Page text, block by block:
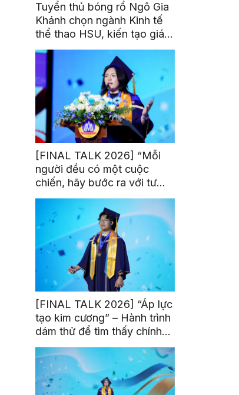
Tuyển thủ bóng rổ Ngô Gia
Khánh chọn ngành Kinh tế
thể thao HSU, kiến tạo giá
trị từ đam mê thể thao
[FINAL TALK 2026] “Mỗi
người đều có một cuộc
chiến, hãy bước ra với tư
thế của người chiến thắng”
[FINAL TALK 2026] “Áp lực
tạo kim cương” – Hành trình
dám thử để tìm thấy chính
mình